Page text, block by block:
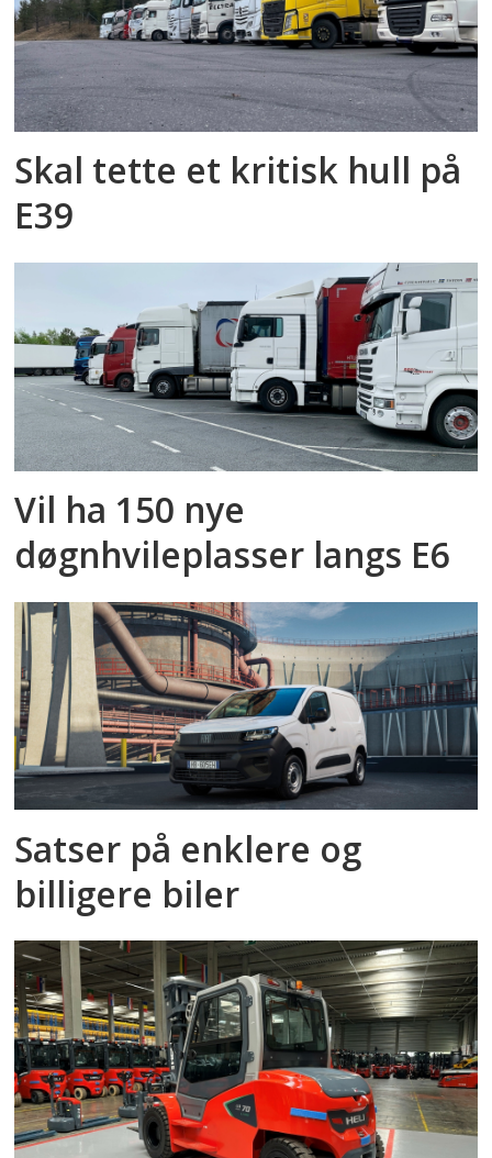
Skal tette et kritisk hull på
E39
Vil ha 150 nye
døgnhvileplasser langs E6
Satser på enklere og
billigere biler